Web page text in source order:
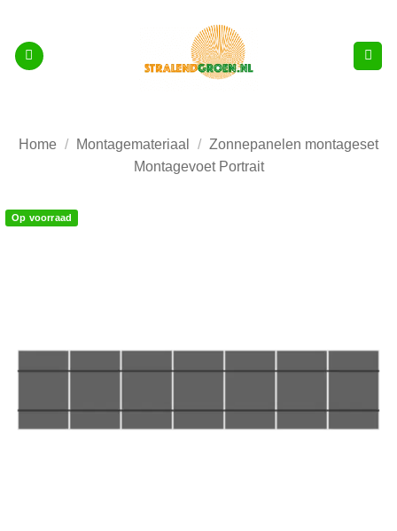
inhoud
Home / Montagemateriaal / Zonnepanelen montageset
Montagevoet Portrait
Op voorraad